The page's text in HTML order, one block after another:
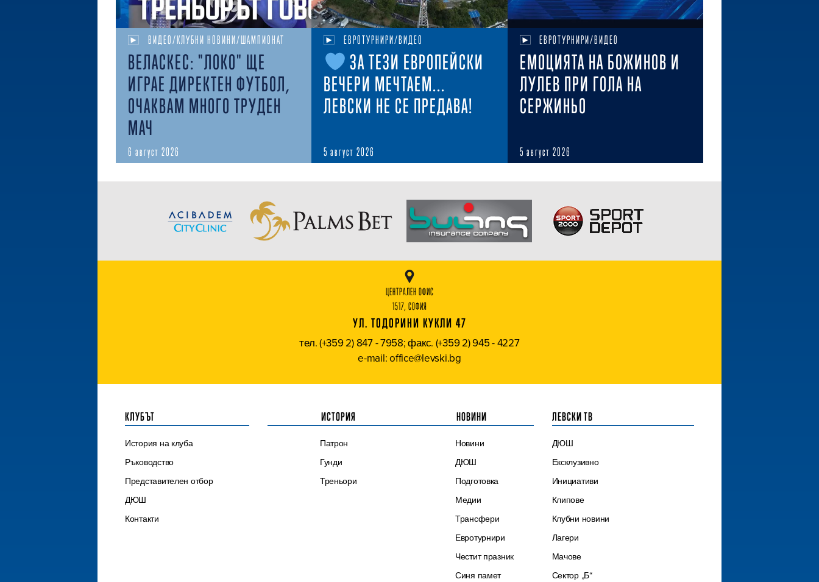
ВИДЕО/КЛУБНИ НОВИНИ/ШАМПИОНАТ
ВЕЛАСКЕС: "ЛОКО" ЩЕ
ИГРАЕ ДИРЕКТЕН ФУТБОЛ,
ОЧАКВАМ МНОГО ТРУДЕН
МАЧ
6 август 2026
ЕВРОТУРНИРИ/ВИДЕО
ЗА ТЕЗИ ЕВРОПЕЙСКИ
ВЕЧЕРИ МЕЧТАЕМ...
ЛЕВСКИ НЕ СЕ ПРЕДАВА!
5 август 2026
ЕВРОТУРНИРИ/ВИДЕО
ЕМОЦИЯТА НА БОЖИНОВ И
ЛУЛЕВ ПРИ ГОЛА НА
СЕРЖИНЬО
5 август 2026
ЦЕНТРАЛЕН ОФИС
1517, СОФИЯ
УЛ. ТОДОРИНИ КУКЛИ 47
тел. (+359 2) 847 - 7958; факс. (+359 2) 945 - 4227
e-mail: office@levski.bg
КЛУБЪТ
История на клуба
Ръководство
Представителен отбор
ДЮШ
Контакти
ИСТОРИЯ
Патрон
Гунди
Треньори
НОВИНИ
Новини
ДЮШ
Подготовка
Медии
Трансфери
Евротурнири
Честит празник
Синя памет
ЛЕВСКИ ТВ
ДЮШ
Ексклузивно
Инициативи
Клипове
Клубни новини
Лагери
Мачове
Сектор „Б“